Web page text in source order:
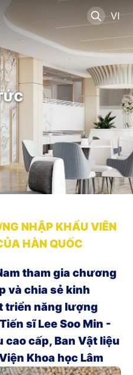
NHẬP KHẨU VIÊN
HÀN QUỐC
tham gia chương
và chia sẻ kinh
triển năng lượng
sĩ Lee Soo Min -
cấp, Ban Vật liệu
Khoa học Lâm